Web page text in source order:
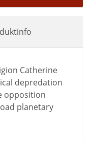
Catherine
depredation
opposition
planetary